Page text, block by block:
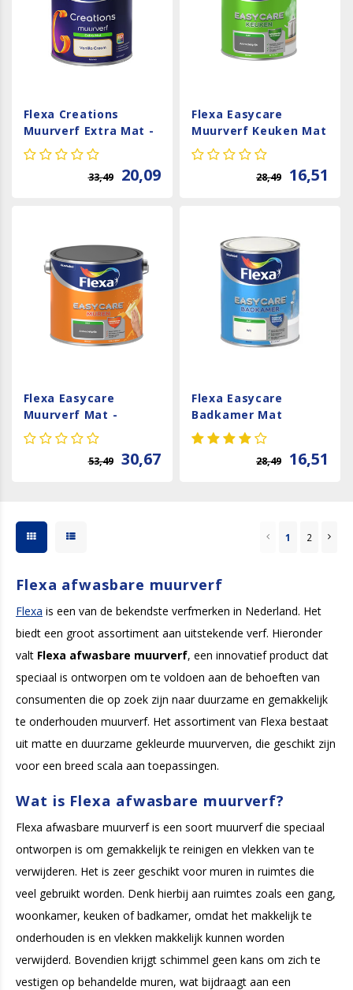
Flexa Creations
Muurverf Extra Mat -
Vanilla Cream
33,49 20,09
Flexa Easycare
Muurverf Keuken Mat
- Antracietgrijs - 1
liter
28,49 16,51
Flexa Easycare
Muurverf Mat -
Antracietgrijs - 2,5
liter
53,49 30,67
Flexa Easycare
Badkamer Mat
28,49 16,51
1 2
Flexa afwasbare muurverf
Flexa is een van de bekendste verfmerken in Nederland. Het
biedt een groot assortiment aan uitstekende verf. Hieronder
valt Flexa afwasbare muurverf, een innovatief product dat
speciaal is ontworpen om te voldoen aan de behoeften van
consumenten die op zoek zijn naar duurzame en gemakkelijk
te onderhouden muurverf. Het assortiment van Flexa bestaat
uit matte en duurzame gekleurde muurverven, die geschikt zijn
voor een breed scala aan toepassingen.
Wat is Flexa afwasbare muurverf?
Flexa afwasbare muurverf is een soort muurverf die speciaal
ontworpen is om gemakkelijk te reinigen en vlekken van te
verwijderen. Het is zeer geschikt voor muren in ruimtes die
veel gebruikt worden. Denk hierbij aan ruimtes zoals een gang,
woonkamer, keuken of badkamer, omdat het makkelijk te
onderhouden is en vlekken makkelijk kunnen worden
verwijderd. Bovendien krijgt schimmel geen kans om zich te
vestigen op behandelde muren, wat bijdraagt aan een